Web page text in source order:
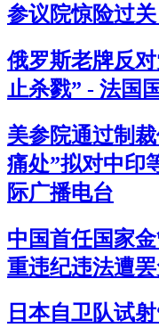
参议院惊险过
俄罗斯老牌反
止杀戮” - 法国
美参院通过制
痛处”拟对中印
际广播电台
中国首任国家
重违纪违法遭
日本自卫队试